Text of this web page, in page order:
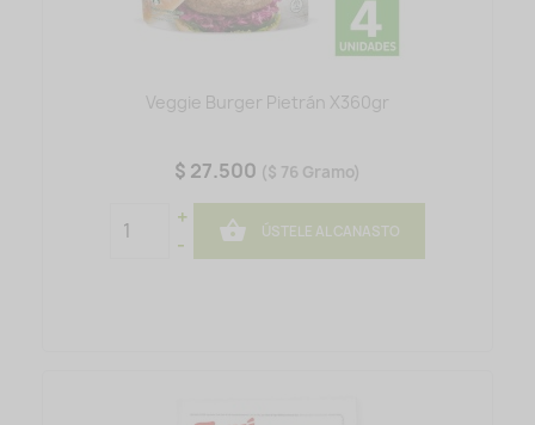
Veggie Burger Pietrán X360gr
$ 27.500 ($ 76 Gramo)
+
-
 ÚSTELE AL CANASTO